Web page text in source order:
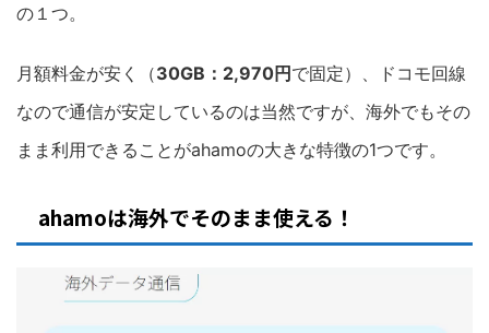
の１つ。
月額料金が安く（30GB：2,970円で固定）、ドコモ回線
なので通信が安定しているのは当然ですが、海外でもその
まま利用できることがahamoの大きな特徴の1つです。
ahamoは海外でそのまま使える！